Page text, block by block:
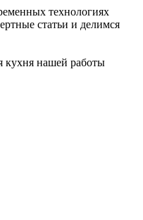
технологиях
статьи и делимся
кухня нашей работы